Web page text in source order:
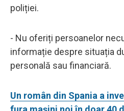
poliției.
- Nu oferiți persoanelor
informație despre situația
personală sau financiară.
Un român din Spania a